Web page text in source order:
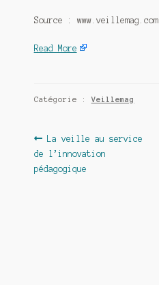
Source : www.veillemag.com
Read More
Catégorie :Veillemag
Navigation
de
Article
précédent :
La veille au service
de l’innovation
pédagogique